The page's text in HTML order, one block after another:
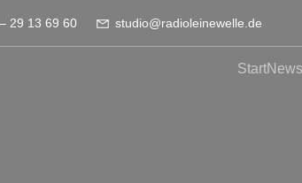
29 13 69 60 studio@radioleinewelle.de
StartNews